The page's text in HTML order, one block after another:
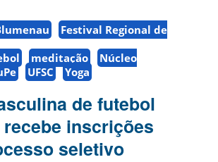
Festival Regional de
meditação
Núcleo
UFSC Yoga
de futebol
inscrições
seletivo